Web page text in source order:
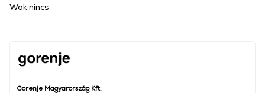
Gorenje Magyarország Kft.
Wok:nincs